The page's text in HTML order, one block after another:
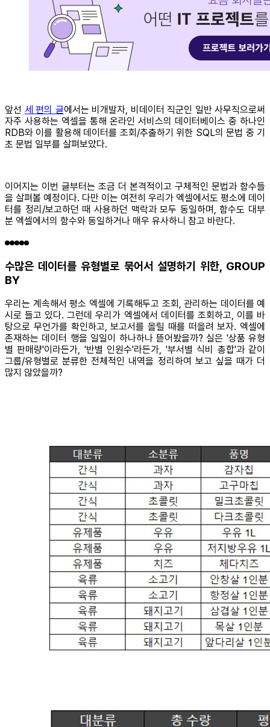
앞선 세 편의 글에서는 비개발자, 비데이터 직군인 일반 사무직으로써
자주 사용하는 엑셀을 통해 온라인 서비스의 데이터베이스 중 하나인
RDB와 이를 활용해 데이터를 조회/추출하기 위한 SQL의 문법 중 기
초 문법 일부를 살펴보았다.
이어지는 이번 글부터는 조금 더 본격적이고 구체적인 문법과 함수들
을 살펴볼 예정이다. 다만 이는 여전히 우리가 엑셀에서도 평소에 데이
터를 정리/보고하던 때 사용하던 맥락과 모두 동일하며, 함수도 대부
분 엑셀에서의 함수와 동일하거나 매우 유사하니 참고 바란다.
수많은 데이터를 유형별로 묶어서 설명하기 위한, GROUP
BY
우리는 계속해서 평소 엑셀에 기록해두고 조회, 관리하는 데이터를 예
시로 들고 있다. 그런데 우리가 엑셀에서 데이터를 조회하고, 이를 바
탕으로 무언가를 확인하고, 보고서를 올릴 때를 떠올려 보자. 엑셀에
존재하는 데이터 행을 일일이 하나하나 뜯어봤을까? 실은 '상품 유형
별 판매량'이라든가, '반별 인원수'라든가, '부서별 식비 총합'과 같이
그룹/유형별로 분류한 전체적인 내역을 정리하여 보고 싶을 때가 더
많지 않았을까?